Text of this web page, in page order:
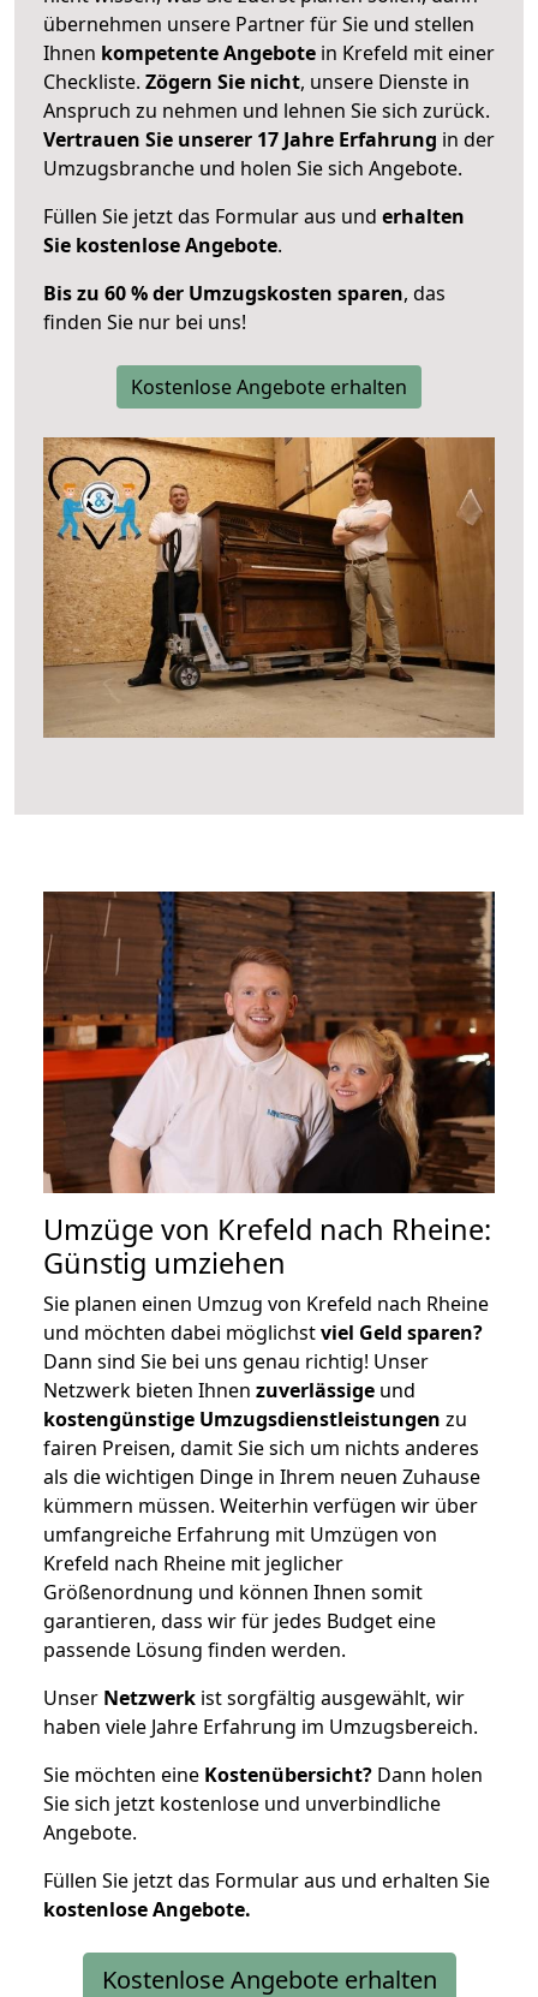
übernehmen unsere Partner für Sie und stellen
Ihnen kompetente Angebote in Krefeld mit einer
Checkliste. Zögern Sie nicht, unsere Dienste in
Anspruch zu nehmen und lehnen Sie sich zurück.
Vertrauen Sie unserer 17 Jahre Erfahrung in der
Umzugsbranche und holen Sie sich Angebote.
Füllen Sie jetzt das Formular aus und erhalten
Sie kostenlose Angebote.
Bis zu 60 % der Umzugskosten sparen, das
finden Sie nur bei uns!
Kostenlose Angebote erhalten
Umzüge von Krefeld nach Rheine:
Günstig umziehen
Sie planen einen Umzug von Krefeld nach Rheine
und möchten dabei möglichstviel Geld sparen?
Dann sind Sie bei uns genau richtig! Unser
Netzwerk bieten Ihnen zuverlässige und
kostengünstige Umzugsdienstleistungen zu
fairen Preisen, damit Sie sich um nichts anderes
als die wichtigen Dinge in Ihrem neuen Zuhause
kümmern müssen. Weiterhin verfügen wir über
umfangreiche Erfahrung mit Umzügen von
Krefeld nach Rheine mit jeglicher
Größenordnung und können Ihnen somit
garantieren, dass wir für jedes Budget eine
passende Lösung finden werden.
Unser Netzwerk ist sorgfältig ausgewählt, wir
haben viele Jahre Erfahrung im Umzugsbereich.
Sie möchten eine Kostenübersicht? Dann holen
Sie sich jetzt kostenlose und unverbindliche
Angebote.
Füllen Sie jetzt das Formular aus und erhalten Sie
kostenloseAngebote.
Kostenlose Angebote erhalten